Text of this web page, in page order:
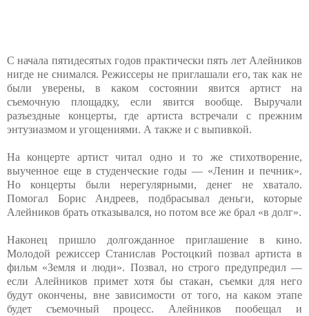
С начала пятидесятых годов практически пять лет Алейников
нигде не снимался. Режиссеры не приглашали его, так как не
были уверены, в каком состоянии явится артист на
съемочную площадку, если явится вообще. Выручали
разъездные концерты, где артиста встречали с прежним
энтузиазмом и угощениями. А также и с выпивкой.
На концерте артист читал одно и то же стихотворение,
выученное еще в студенческие годы — «Ленин и печник».
Но концерты были нерегулярными, денег не хватало.
Помогал Борис Андреев, подбрасывал деньги, которые
Алейников брать отказывался, но потом все же брал «в долг».
Наконец пришло долгожданное приглашение в кино.
Молодой режиссер Станислав Ростоцкий позвал артиста в
фильм «Земля и люди». Позвал, но строго предупредил —
если Алейников примет хотя бы стакан, съемки для него
будут окончены, вне зависимости от того, на каком этапе
будет съемочный процесс. Алейников пообещал и